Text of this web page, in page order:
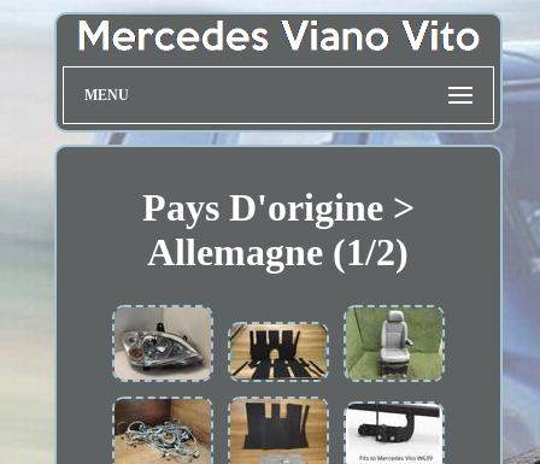
MENU
Pays D'origine >
Allemagne (1/2)